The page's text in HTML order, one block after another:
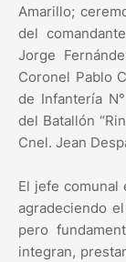
Amarillo;
del
Jorge
Coronel Pablo
de Infantería
del Batallón
Cnel. Jean
El jefe comunal
agradeciendo
pero
integran,